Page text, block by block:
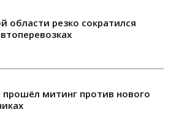
области резко сократился
прошёл митинг против нового